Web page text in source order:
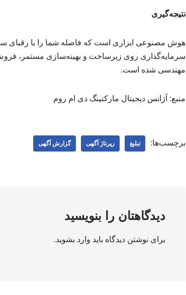
نتیجه‌گیری
هوش مصنوعی ابزاری است که فاصله شما را با رقبای سنتی
سرمایه‌گذاری روی زیرساخت و بهینه‌سازی مستمر، فروش
مهندسی شده است.
منبع: آژانس دیجیتال مارکتینگ دی ام روم
برچسب‌ها: تبلیغ رپرتاژ آگهی گزارش آگهی
دیدگاهتان را بنویسید
برای نوشتن دیدگاه باید وارد بشوید.